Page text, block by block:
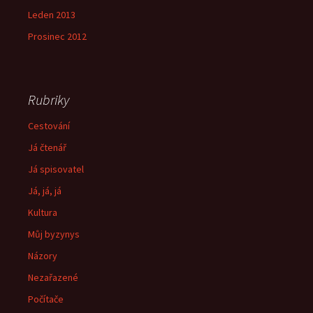
Leden 2013
Prosinec 2012
Rubriky
Cestování
Já čtenář
Já spisovatel
Já, já, já
Kultura
Můj byzynys
Názory
Nezařazené
Počítače